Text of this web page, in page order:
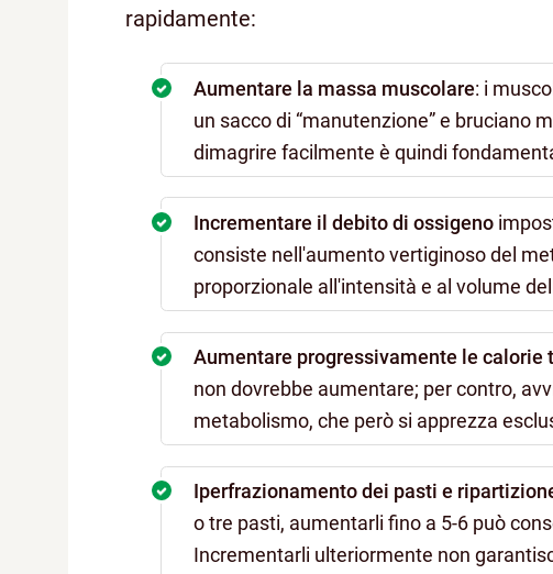
rapidamente:
Aumentare la massa muscolare: i
un sacco di “manutenzione” e bruciano
dimagrire facilmente è quindi
Incrementare il debito di ossigeno
consiste nell'aumento vertiginoso del
proporzionale all'intensità e al volume
Aumentare progressivamente le calorie
non dovrebbe aumentare; per contro,
metabolismo, che però si apprezza
Iperfrazionamento dei pasti e
o tre pasti, aumentarli fino a 5-6 può
Incrementarli ulteriormente non